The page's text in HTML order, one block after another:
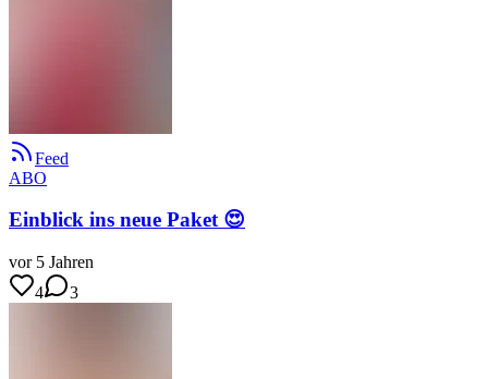
Feed
ABO
Einblick ins neue Paket 😍
vor 5 Jahren
4
3